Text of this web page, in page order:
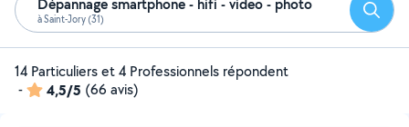
à Saint-Jory (31)
14 Particuliers et 4 Professionnels répondent
-
4,5/5 (66 avis)